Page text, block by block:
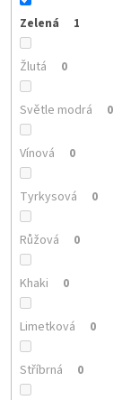
Zelená 1
Žlutá 0
Světle modrá 0
Vínová 0
Tyrkysová 0
Růžová 0
Khaki 0
Limetková 0
Stříbrná 0